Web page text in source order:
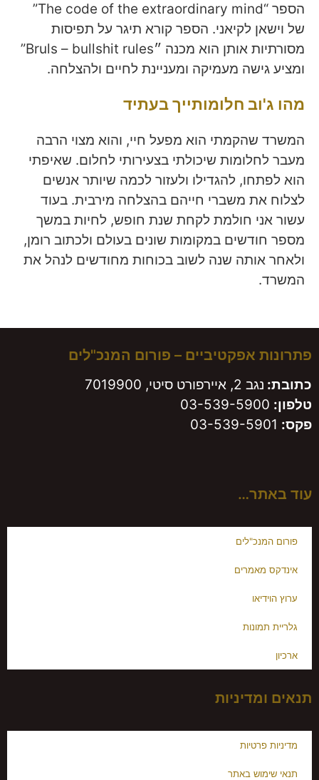
הספר “The code of the extraordinary mind”
של וישאן לקיאני. הספר קורא תיגר על תפיסות
מסורתיות אותן הוא מכנה ״Bruls – bullshit rules”
ומציע גישה מעמיקה ומעניינת לחיים ולהצלחה.
מהו ג'וב חלומותייך בעתיד
המשרד שהקמתי הוא מפעל חיי, והוא מצוי הרבה
מעבר לחלומות שיכולתי בצעירותי לחלום. שאיפתי
הוא לפתחו, להגדילו ולעזור לכמה שיותר אנשים
לצלוח את משברי חייהם בהצלחה מירבית. בעוד
עשור אני חולמת לקחת שנת חופש, לחיות במשך
מספר חודשים במקומות שונים בעולם ולכתוב רומן,
ולאחר אותה שנה לשוב בכוחות מחודשים לנהל את
המשרד.
פתרונות אפקטיביים – פורום המנכ"לים
כתובת: נגב 2, איירפורט סיטי, 7019900
טלפון: 03-539-5900
פקס:
עוד באתר…
פורום המנכ"לים
אינדקס מאמרים
ערוץ הוידיאו
גלריית תמונות
ארכיון
תנאים ומדיניות
מדיניות פרטיות
תנאי שימוש באתר